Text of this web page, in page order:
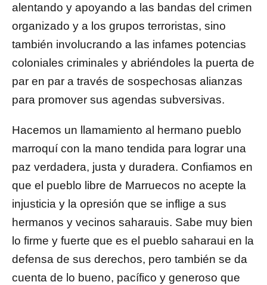
alentando y apoyando a las bandas del crimen
organizado y a los grupos terroristas, sino
también involucrando a las infames potencias
coloniales criminales y abriéndoles la puerta de
par en par a través de sospechosas alianzas
para promover sus agendas subversivas.
Hacemos un llamamiento al hermano pueblo
marroquí con la mano tendida para lograr una
paz verdadera, justa y duradera. Confiamos en
que el pueblo libre de Marruecos no acepte la
injusticia y la opresión que se inflige a sus
hermanos y vecinos saharauis. Sabe muy bien
lo firme y fuerte que es el pueblo saharaui en la
defensa de sus derechos, pero también se da
cuenta de lo bueno, pacífico y generoso que